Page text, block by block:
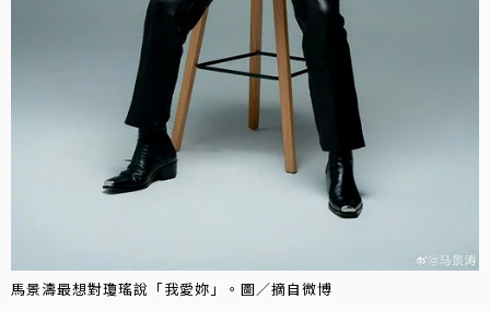
馬景濤最想對瓊瑤說「我愛妳」。圖／摘自微博